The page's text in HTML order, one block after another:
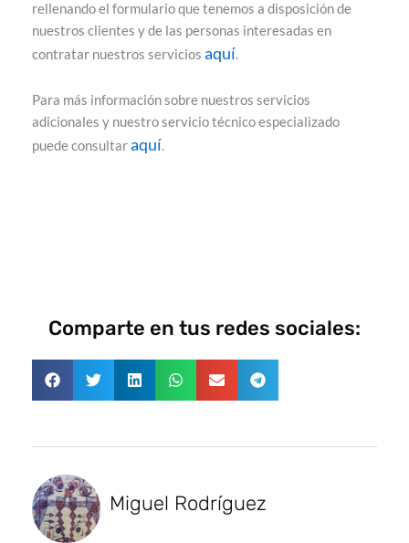
rellenando el formulario que tenemos a disposición de
nuestros clientes y de las personas interesadas en
contratar nuestros servicios aquí.
Para más información sobre nuestros servicios
adicionales y nuestro servicio técnico especializado
puede consultaraquí.
Comparte en tus redes sociales:
Miguel Rodríguez